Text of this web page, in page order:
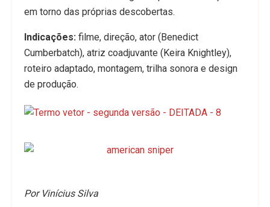
em torno das próprias descobertas.
Indicações: filme, direção, ator (Benedict
Cumberbatch), atriz coadjuvante (Keira Knightley),
roteiro adaptado, montagem, trilha sonora e design
de produção.
Por Vinícius Silva